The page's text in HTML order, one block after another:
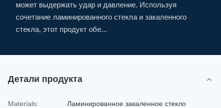
может выдержать удар и давление. Используя
сочетание ламинированного стекла и закаленного
стекла, этот продукт обе...
Детали продукта
Materials: Ламинированное закаленное стекло